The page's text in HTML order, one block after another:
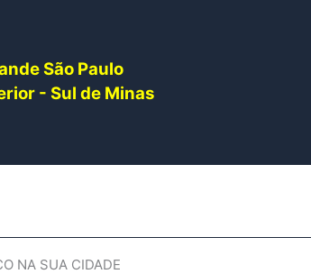
São Paulo
- Sul de Minas
NA SUA CIDADE